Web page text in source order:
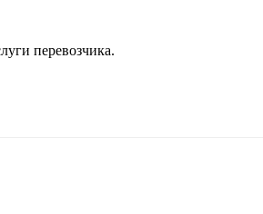
перевозчика.